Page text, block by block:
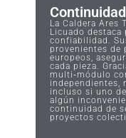
La Caldera Ares
Licuado
confiabilidad.
provenientes de
europeos,
cada pieza.
multi‑módulo
independientes,
incluso si uno
algún
continuidad de
proyectos